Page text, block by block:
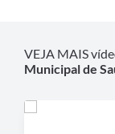
VEJA MAIS
Municipal de